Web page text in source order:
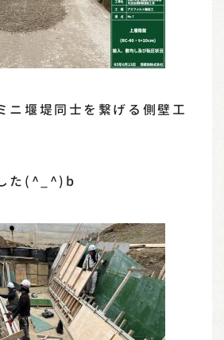
ニ堰堤同士を繋げる側壁工
た(^_^)b